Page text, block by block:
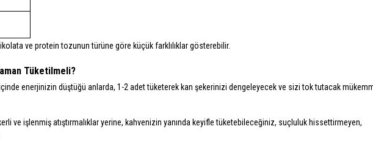
ve protein tozunun türüne göre küçük farklılıklar gösterebilir.
Tüketilmeli?
enerjinizin düştüğü anlarda, 1-2 adet tüketerek kan şekerinizi dengeleyecek ve sizi tok tutacak
ve işlenmiş atıştırmalıklar yerine, kahvenizin yanında keyifle tüketebileceğiniz, suçluluk hissettirmeyen,